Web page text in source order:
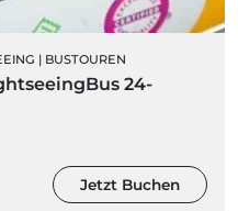
| BUSTOUREN
24-
Jetzt Buchen